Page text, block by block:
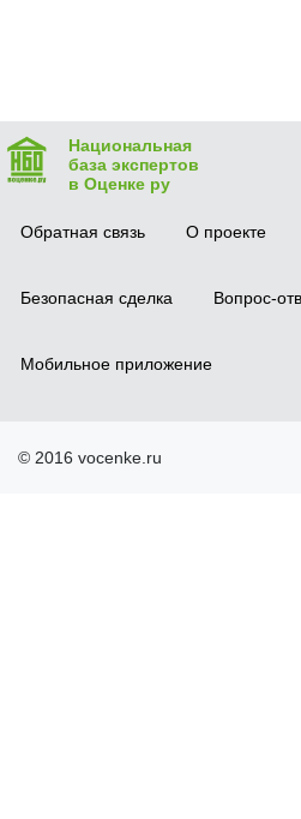
Национальная
база экспертов
в Оценке ру
Обратная связь О проекте
Безопасная сделка Вопрос-
Мобильное приложение
© 2016 vocenke.ru